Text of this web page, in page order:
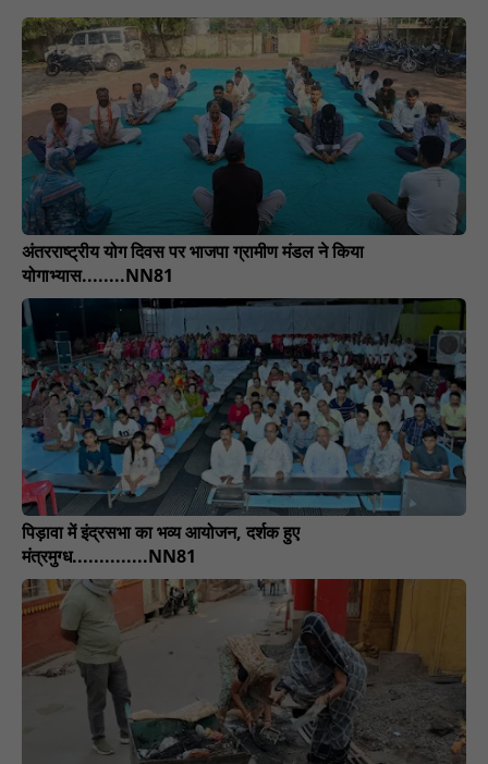
अंतरराष्ट्रीय योग दिवस पर भाजपा ग्रामीण मंडल ने किया
योगाभ्यास........NN81
पिड़ावा में इंद्रसभा का भव्य आयोजन, दर्शक हुए
मंत्रमुग्ध..............NN81